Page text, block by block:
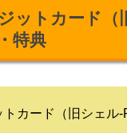
ットカード（
特典
トカード（旧シェ